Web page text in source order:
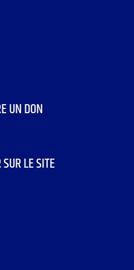
UN DON
LE SITE